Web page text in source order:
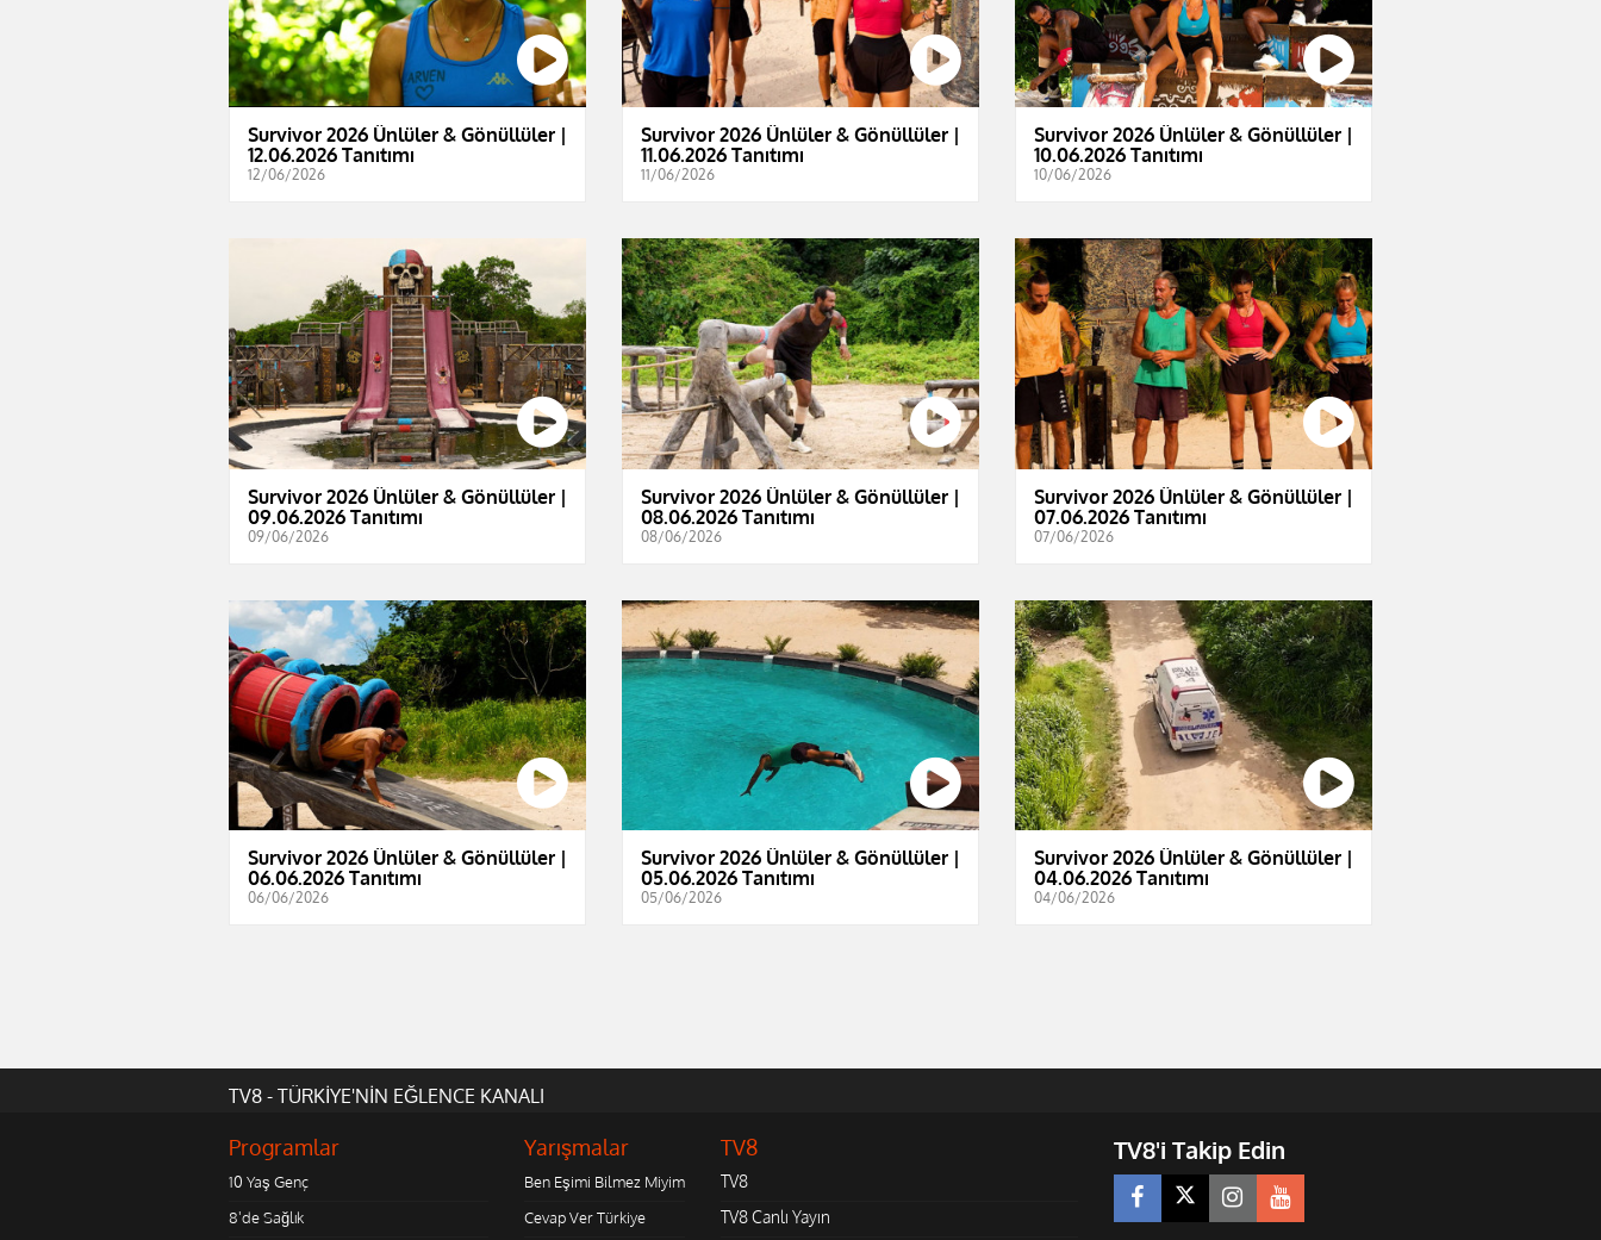
Survivor 2026 Ünlüler & Gönüllüler |
12.06.2026 Tanıtımı
12/06/2026
Survivor 2026 Ünlüler & Gönüllüler |
11.06.2026 Tanıtımı
11/06/2026
Survivor 2026 Ünlüler & Gönüllüler |
10.06.2026 Tanıtımı
10/06/2026
Survivor 2026 Ünlüler & Gönüllüler |
09.06.2026 Tanıtımı
09/06/2026
Survivor 2026 Ünlüler & Gönüllüler |
08.06.2026 Tanıtımı
08/06/2026
Survivor 2026 Ünlüler & Gönüllüler |
07.06.2026 Tanıtımı
07/06/2026
Survivor 2026 Ünlüler & Gönüllüler |
06.06.2026 Tanıtımı
06/06/2026
Survivor 2026 Ünlüler & Gönüllüler |
05.06.2026 Tanıtımı
05/06/2026
Survivor 2026 Ünlüler & Gönüllüler |
04.06.2026 Tanıtımı
04/06/2026
TV8 - TÜRKİYE'NİN EĞLENCE KANALI
Programlar
10 Yaş Genç
8'de Sağlık
Yarışmalar
Ben Eşimi Bilmez Miyim
Cevap Ver Türkiye
TV8
TV8
TV8 Canlı Yayın
TV8'i Takip Edin